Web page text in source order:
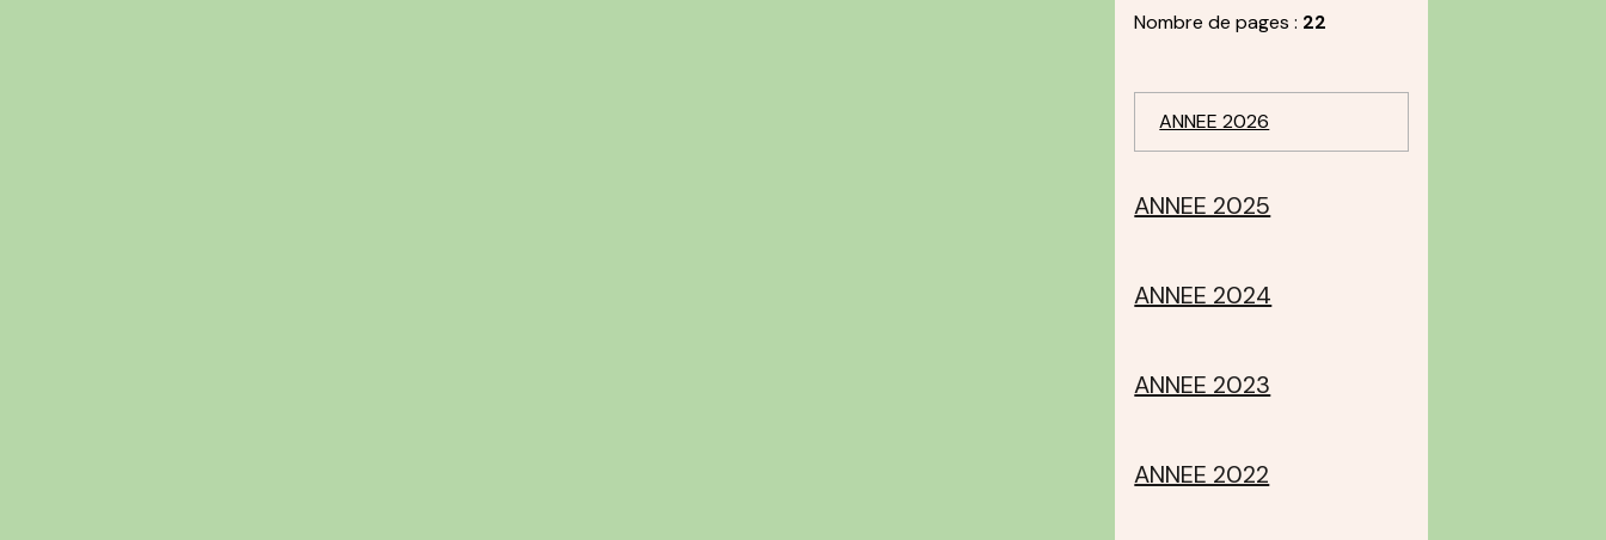
Nombre de pages : 22
ANNEE 2026
ANNEE 2025
ANNEE 2024
ANNEE 2023
ANNEE 2022